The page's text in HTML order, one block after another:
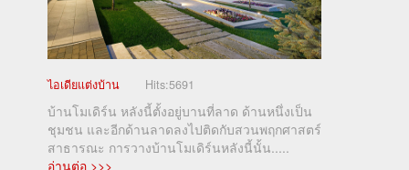
ไอเดียแต่งบ้าน Hits:5691
บ้านโมเดิร์น หลังนี้ตั้งอยู่บานที่ลาด ด้านหนึ่งเป็น
ชุมชน และอีกด้านลาดลงไปติดกับสวนพฤกศาสตร์
สาธารณะ การวางบ้านโมเดิร์นหลังนี้นั้น.....
อ่านต่อ >>>